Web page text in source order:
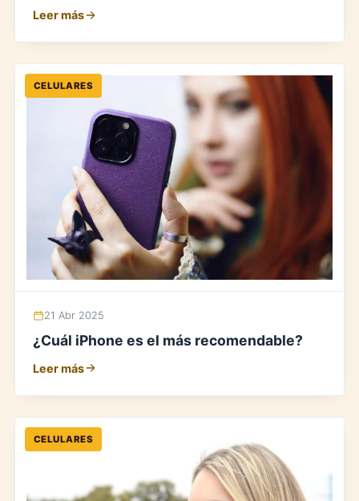
Leer más
CELULARES
21 Abr 2025
¿Cuál iPhone es el más recomendable?
Leer más
CELULARES